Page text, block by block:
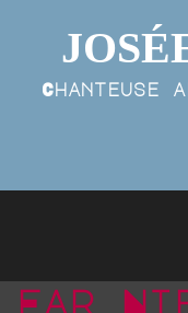
Chanteuse
Far